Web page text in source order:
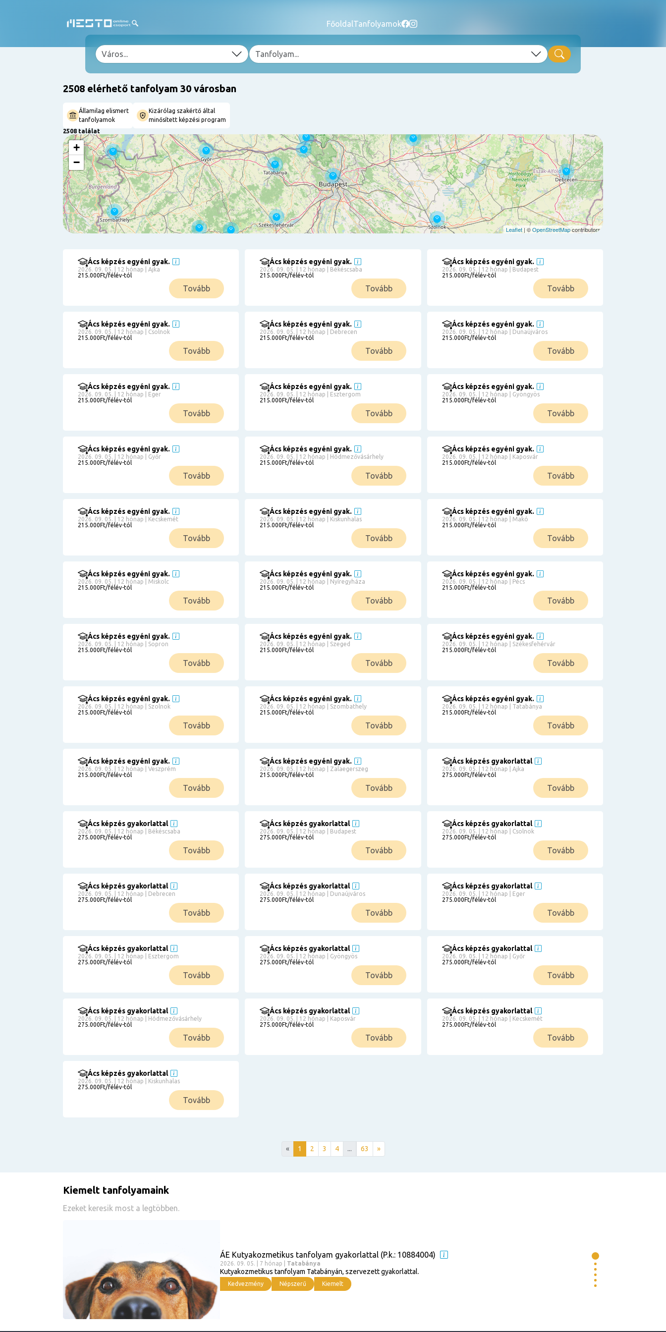
Főoldal Tanfolyamok
2508 elérhető tanfolyam 30 városban
Államilag elismert
tanfolyamok
Kizárólag szakértő által
minősített képzési program
2508 találat
+
−
Leaflet | ©OpenStreetMapcontributors
Szűrés
Érettségi
Részletfizetéssel
Ács képzés egyéni gyak.
2026. 09. 05. | 12 hónap | Ajka
215.000Ft/félév-tól
Tovább
Ács képzés egyéni gyak.
2026. 09. 05. | 12 hónap | Békéscsaba
215.000Ft/félév-tól
Tovább
Ács képzés egyéni gyak.
2026. 09. 05. | 12 hónap | Budapest
215.000Ft/félév-tól
Tovább
Ács képzés egyéni gyak.
2026. 09. 05. | 12 hónap | Csolnok
215.000Ft/félév-tól
Tovább
Ács képzés egyéni gyak.
2026. 09. 05. | 12 hónap | Debrecen
215.000Ft/félév-tól
Tovább
Ács képzés egyéni gyak.
2026. 09. 05. | 12 hónap | Dunaújváros
215.000Ft/félév-tól
Tovább
Ács képzés egyéni gyak.
2026. 09. 05. | 12 hónap | Eger
215.000Ft/félév-tól
Tovább
Ács képzés egyéni gyak.
2026. 09. 05. | 12 hónap | Esztergom
215.000Ft/félév-tól
Tovább
Ács képzés egyéni gyak.
2026. 09. 05. | 12 hónap | Gyöngyös
215.000Ft/félév-tól
Tovább
Ács képzés egyéni gyak.
2026. 09. 05. | 12 hónap | Győr
215.000Ft/félév-tól
Tovább
Ács képzés egyéni gyak.
2026. 09. 05. | 12 hónap | Hódmezővásárhely
215.000Ft/félév-tól
Tovább
Ács képzés egyéni gyak.
2026. 09. 05. | 12 hónap | Kaposvár
215.000Ft/félév-tól
Tovább
Ács képzés egyéni gyak.
2026. 09. 05. | 12 hónap | Kecskemét
215.000Ft/félév-tól
Tovább
Ács képzés egyéni gyak.
2026. 09. 05. | 12 hónap | Kiskunhalas
215.000Ft/félév-tól
Tovább
Ács képzés egyéni gyak.
2026. 09. 05. | 12 hónap | Makó
215.000Ft/félév-tól
Tovább
Ács képzés egyéni gyak.
2026. 09. 05. | 12 hónap | Miskolc
215.000Ft/félév-tól
Tovább
Ács képzés egyéni gyak.
2026. 09. 05. | 12 hónap | Nyíregyháza
215.000Ft/félév-tól
Tovább
Ács képzés egyéni gyak.
2026. 09. 05. | 12 hónap | Pécs
215.000Ft/félév-tól
Tovább
Ács képzés egyéni gyak.
2026. 09. 05. | 12 hónap | Sopron
215.000Ft/félév-tól
Tovább
Ács képzés egyéni gyak.
2026. 09. 05. | 12 hónap | Szeged
215.000Ft/félév-tól
Tovább
Ács képzés egyéni gyak.
2026. 09. 05. | 12 hónap | Székesfehérvár
215.000Ft/félév-tól
Tovább
Ács képzés egyéni gyak.
2026. 09. 05. | 12 hónap | Szolnok
215.000Ft/félév-tól
Tovább
Ács képzés egyéni gyak.
2026. 09. 05. | 12 hónap | Szombathely
215.000Ft/félév-tól
Tovább
Ács képzés egyéni gyak.
2026. 09. 05. | 12 hónap | Tatabánya
215.000Ft/félév-tól
Tovább
Ács képzés egyéni gyak.
2026. 09. 05. | 12 hónap | Veszprém
215.000Ft/félév-tól
Tovább
Ács képzés egyéni gyak.
2026. 09. 05. | 12 hónap | Zalaegerszeg
215.000Ft/félév-tól
Tovább
Ács képzés gyakorlattal
2026. 09. 05. | 12 hónap | Ajka
275.000Ft/félév-tól
Tovább
Ács képzés gyakorlattal
2026. 09. 05. | 12 hónap | Békéscsaba
275.000Ft/félév-tól
Tovább
Ács képzés gyakorlattal
2026. 09. 05. | 12 hónap | Budapest
275.000Ft/félév-tól
Tovább
Ács képzés gyakorlattal
2026. 09. 05. | 12 hónap | Csolnok
275.000Ft/félév-tól
Tovább
Ács képzés gyakorlattal
2026. 09. 05. | 12 hónap | Debrecen
275.000Ft/félév-tól
Tovább
Ács képzés gyakorlattal
2026. 09. 05. | 12 hónap | Dunaújváros
275.000Ft/félév-tól
Tovább
Ács képzés gyakorlattal
2026. 09. 05. | 12 hónap | Eger
275.000Ft/félév-tól
Tovább
Ács képzés gyakorlattal
2026. 09. 05. | 12 hónap | Esztergom
275.000Ft/félév-tól
Tovább
Ács képzés gyakorlattal
2026. 09. 05. | 12 hónap | Gyöngyös
275.000Ft/félév-tól
Tovább
Ács képzés gyakorlattal
2026. 09. 05. | 12 hónap | Győr
275.000Ft/félév-tól
Tovább
Ács képzés gyakorlattal
2026. 09. 05. | 12 hónap | Hódmezővásárhely
275.000Ft/félév-tól
Tovább
Ács képzés gyakorlattal
2026. 09. 05. | 12 hónap | Kaposvár
275.000Ft/félév-tól
Tovább
Ács képzés gyakorlattal
2026. 09. 05. | 12 hónap | Kecskemét
275.000Ft/félév-tól
Tovább
Ács képzés gyakorlattal
2026. 09. 05. | 12 hónap | Kiskunhalas
275.000Ft/félév-tól
Tovább
« 1 2 3 4 ... 63 »
Kiemelt tanfolyamaink
Ezeket keresik most a legtöbben.
ÁE Kutyakozmetikus tanfolyam gyakorlattal (P.k.: 10884004)
2026. 09. 05. | 7 hónap | Tatabánya
Kutyakozmetikus tanfolyam Tatabányán, szervezett gyakorlattal.
Kedvezmény Népszerű Kiemelt